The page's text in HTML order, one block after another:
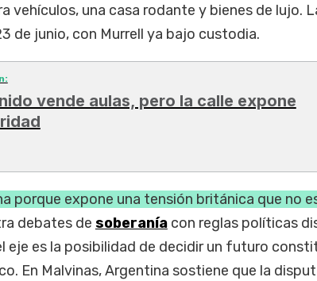
vehículos, una casa rodante y bienes de lujo.
de junio, con Murrell ya bajo custodia.
vende aulas, pero la calle expone
porque expone una tensión británica que no
debates de soberaníacon reglas políticas
eje es la posibilidad de decidir un futuro
En Malvinas, Argentina sostiene que la